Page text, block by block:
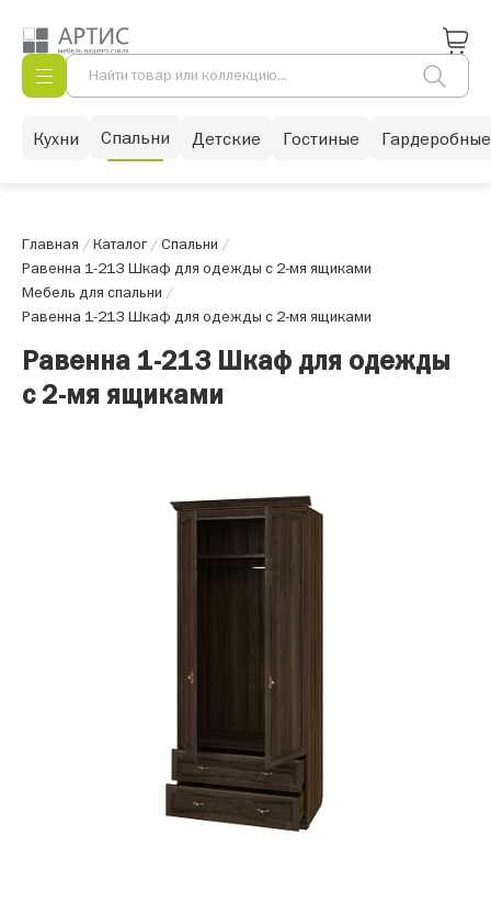
Кухни Спальни Детские Гостиные Гардеробные
Главная /Каталог/Спальни /
Равенна 1-21З Шкаф для одежды с 2-мя ящиками
Мебель для спальни /
Равенна 1-21З Шкаф для одежды с 2-мя ящиками
Равенна 1-21З Шкаф для одежды
с 2-мя ящиками